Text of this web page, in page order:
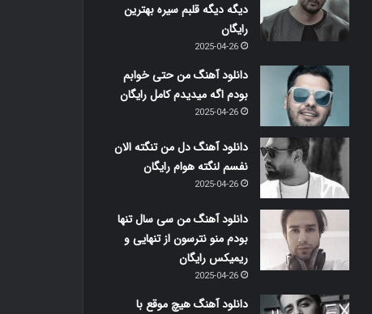
دیگه دیگه قلبم سیره بهترین
رایگان
2025-04-26
دانلود آهنگ من حتی خوابم
بودم اگه میدیدم کامل رایگان
2025-04-26
دانلود آهنگ دل من تنگته الان
نفسم لنگته هوام رایگان
2025-04-26
دانلود آهنگ من سی سال تنها
بودم منو نترسون از تنهایی و
ریمیکس رایگان
2025-04-26
دانلود آهنگ هیچ موقع با